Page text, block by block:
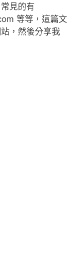
見的有
等等，這篇文
，然後分享我